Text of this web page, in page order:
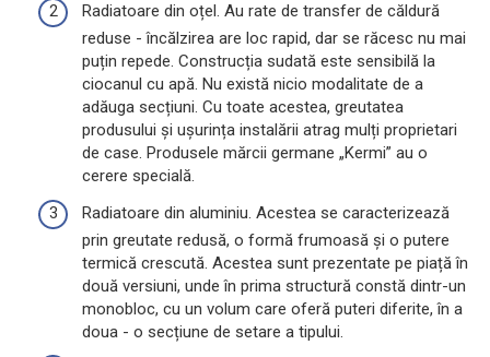
Radiatoare din oțel. Au rate de transfer de căldură
reduse - încălzirea are loc rapid, dar se răcesc nu mai
puțin repede. Construcția sudată este sensibilă la
ciocanul cu apă. Nu există nicio modalitate de a
adăuga secțiuni. Cu toate acestea, greutatea
produsului și ușurința instalării atrag mulți proprietari
de case. Produsele mărcii germane „Kermi” au o
cerere specială.
Radiatoare din aluminiu. Acestea se caracterizează
prin greutate redusă, o formă frumoasă și o putere
termică crescută. Acestea sunt prezentate pe piață în
două versiuni, unde în prima structură constă dintr-un
monobloc, cu un volum care oferă puteri diferite, în a
doua - o secțiune de setare a tipului.